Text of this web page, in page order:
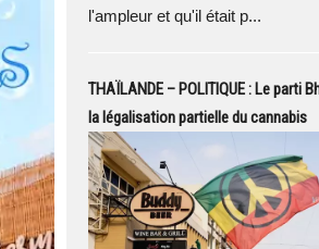
l'ampleur et qu'il était p...
THAÏLANDE – POLITIQUE : Le parti
la légalisation partielle du cannabis